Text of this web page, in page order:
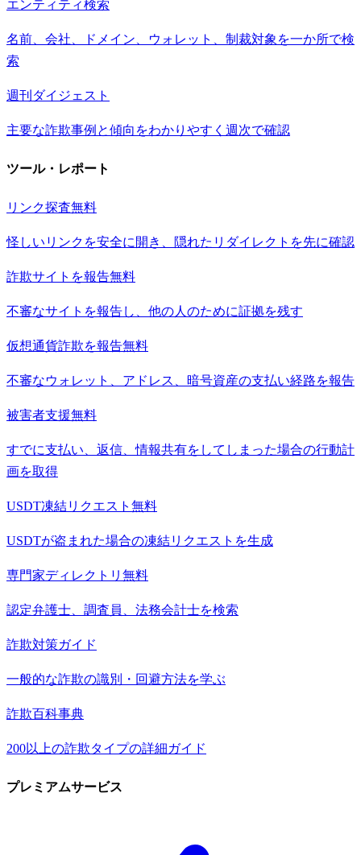
エンティティ検索
名前、会社、ドメイン、ウォレット、制裁対象を一か所で検
索
週刊ダイジェスト
主要な詐欺事例と傾向をわかりやすく週次で確認
ツール・レポート
リンク探査無料
怪しいリンクを安全に開き、隠れたリダイレクトを先に確認
詐欺サイトを報告無料
不審なサイトを報告し、他の人のために証拠を残す
仮想通貨詐欺を報告無料
不審なウォレット、アドレス、暗号資産の支払い経路を報告
被害者支援無料
すでに支払い、返信、情報共有をしてしまった場合の行動計
画を取得
USDT凍結リクエスト 無料
USDTが盗まれた場合の凍結リクエストを生成
専門家ディレクトリ 無料
認定弁護士、調査員、法務会計士を検索
詐欺対策ガイド
一般的な詐欺の識別・回避方法を学ぶ
詐欺百科事典
200以上の詐欺タイプの詳細ガイド
プレミアムサービス